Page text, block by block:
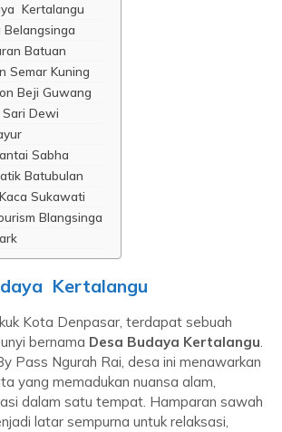
Kertalangu
Batuan
Semar Kuning
Beji Guwang
Dewi
Sabha
Batubulan
Sukawati
Blangsinga
Kertalangu
Kota Denpasar, terdapat sebuah
bernama Desa Budaya Kertalangu.
Pass Ngurah Rai, desa ini menawarkan
yang memadukan nuansa alam,
dalam satu tempat. Hamparan sawah
latar sempurna untuk relaksasi,